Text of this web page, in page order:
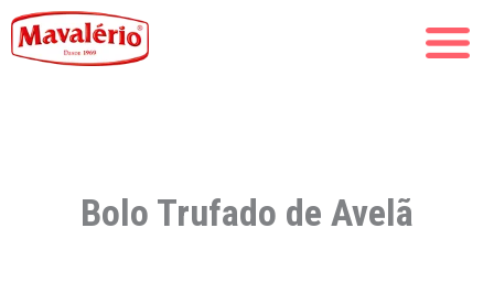
Bolo Trufado de Avelã